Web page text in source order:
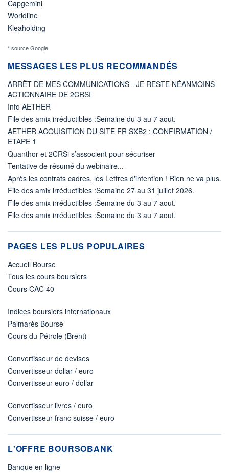
Capgemini
Worldline
Kleaholding
* source Google
MESSAGES LES PLUS RECOMMANDÉS
ARRÊT DE MES COMMUNICATIONS - JE RESTE NÉANMOINS
ACTIONNAIRE DE 2CRSI
Info AETHER
File des amix irréductibles :Semaine du 3 au 7 aout.
AETHER ACQUISITION DU SITE FR SXB2 : CONFIRMATION /
ETAPE 1
Quanthor et 2CRSi s’associent pour sécuriser
Tentative de résumé du webinaire...
Après les contrats cadres, les Lettres d'intention ! Rien ne va plus.
File des amix irréductibles :Semaine 27 au 31 juillet 2026.
File des amix irréductibles :Semaine du 3 au 7 aout.
File des amix irréductibles :Semaine du 3 au 7 aout.
PAGES LES PLUS POPULAIRES
Accueil Bourse
Tous les cours boursiers
Cours CAC 40
Indices boursiers internationaux
Palmarès Bourse
Cours du Pétrole (Brent)
Convertisseur de devises
Convertisseur dollar / euro
Convertisseur euro / dollar
Convertisseur livres / euro
Convertisseur franc suisse / euro
L'OFFRE BOURSOBANK
Banque en ligne